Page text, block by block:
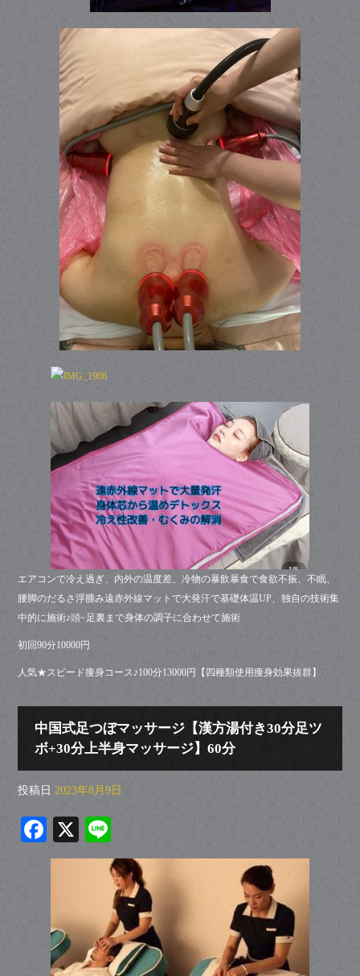
エアコンで冷え過ぎ、内外の温度差、冷物の暴飲暴食で食欲不振、不眠、
腰脚のだるさ浮腫み遠赤外線マットで大発汗で基礎体温UP、独自の技術集
中的に施術♪頭~足裏まで身体の調子に合わせて施術
初回90分10000円
人気★スピード痩身コース♪100分13000円【四種類使用痩身効果抜群】
中国式足つぼマッサージ【漢方湯付き30分足ツ
ボ+30分上半身マッサージ】60分
投稿日 2023年8月9日
Fa
ce
X
ne